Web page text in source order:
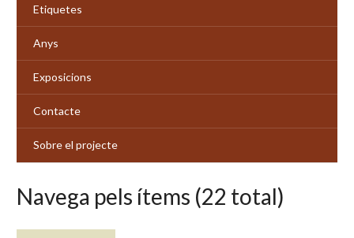
Etiquetes
Anys
Exposicions
Contacte
Sobre el projecte
Navega pels ítems (22 total)